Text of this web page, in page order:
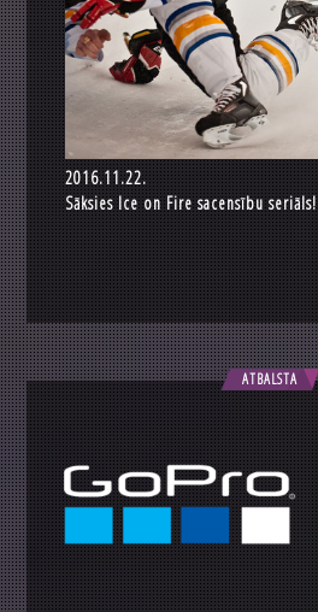
2016.11.22.
Sāksies Ice on Fire sacensību seriāls!
ATBALSTA